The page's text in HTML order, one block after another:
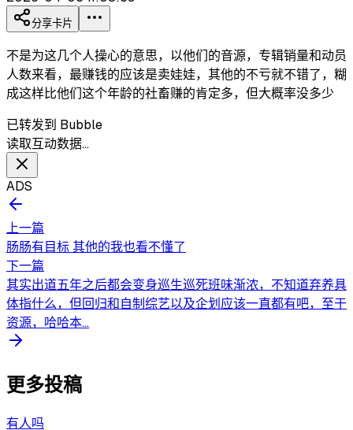
分享卡片
不是为这几个人操心的意思，以他们的音源，专辑销量和动员
人数来看，最赚钱的应该是卖娃娃，其他的不亏就不错了，糊
成这样比他们这个年龄的社畜赚的肯定多，但大概率没多少
已转发到 Bubble
读取互动数据…
ADS
上一篇
肠肠有目标 其他的我也看不懂了
下一篇
其实出道五年之后都会变身巡生巡死班味渐浓，不知道弃养具
体指什么，但回归和自制综艺以及企划应该一直都有吧，至于
资源，哈哈本...
更多投稿
有人吗